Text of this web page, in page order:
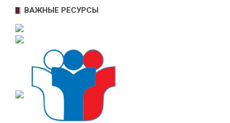
ВАЖНЫЕ РЕСУРСЫ